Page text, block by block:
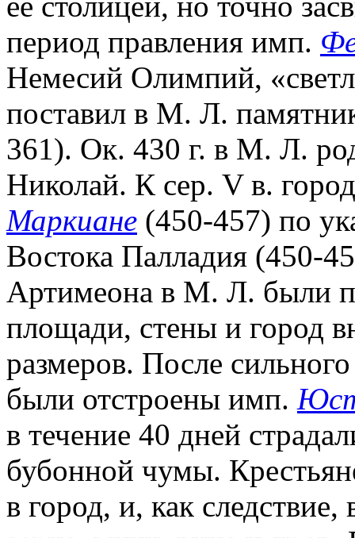
период правления имп.
Немесий Олимпий,
поставил в М. Л.
361). Ок. 430 г. в М. Л.
Николай. К сер. V в.
Маркиане (450-457) по
Востока Палладия (450-
Артимеона в М. Л. были
площади, стены и город
размеров. После
были отстроены имп.
в течение 40 дней
бубонной чумы.
в город, и, как